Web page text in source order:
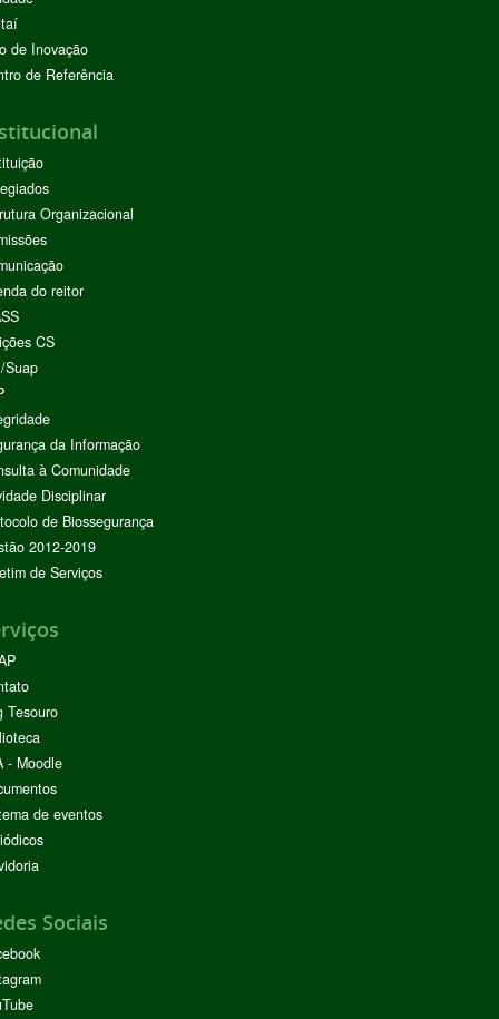
de Inovação
de Referência
Organizacional
do reitor
CS
Suap
da Informação
à Comunidade
Disciplinar
de Biossegurança
2012-2019
de Serviços
Tesouro
- Moodle
de eventos
Sociais